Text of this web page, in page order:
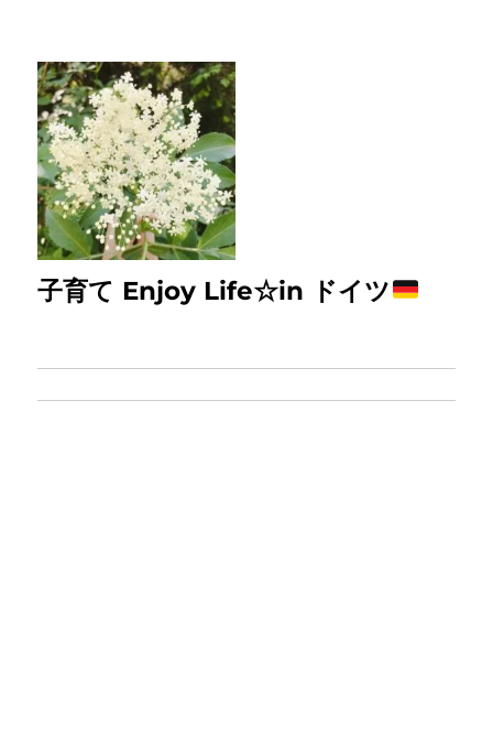
子育て Enjoy Life☆in ドイツ